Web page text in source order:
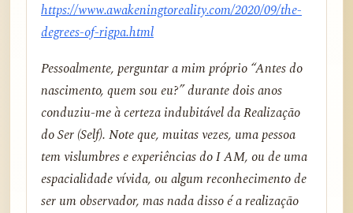
https://www.awakeningtoreality.com/2020/09/the-
degrees-of-rigpa.html
Pessoalmente, perguntar a mim próprio “Antes do
nascimento, quem sou eu?” durante dois anos
conduziu-me à certeza indubitável da Realização
do Ser (Self). Note que, muitas vezes, uma pessoa
tem vislumbres e experiências do I AM, ou de uma
espacialidade vívida, ou algum reconhecimento de
ser um observador, mas nada disso é a realização